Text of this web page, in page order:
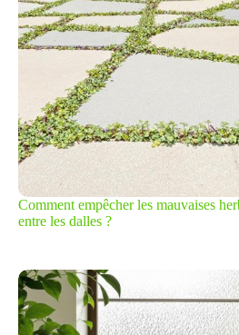
Comment empêcher les mauvaises
entre les dalles ?